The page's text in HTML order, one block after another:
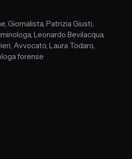
Giornalista, Patrizia Giusti,
Leonardo Bevilacqua,
Avvocato, Laura Todaro,
forense